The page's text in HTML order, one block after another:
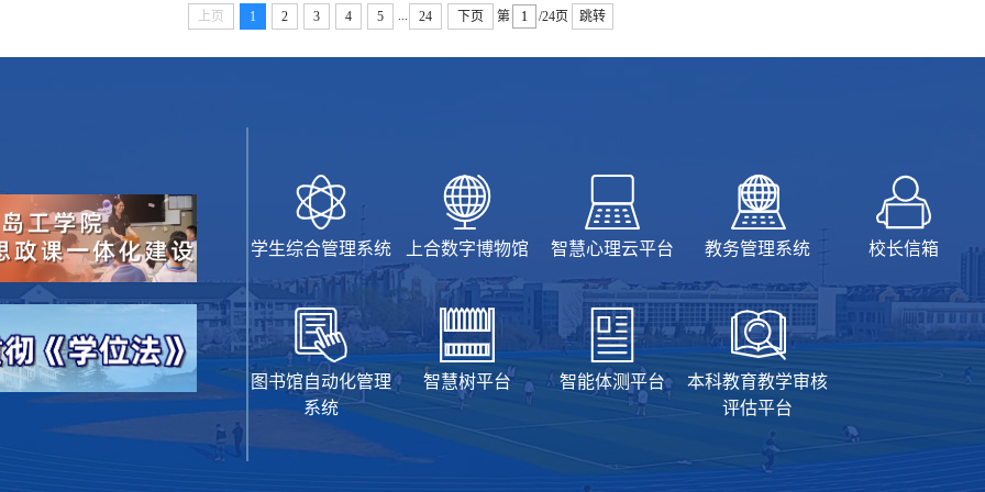
上页 1 2 3 4 5 24 下页 第 /24页 跳转
学生综合管理系统 上合数字博物馆 智慧心理云平台 教务管理系统 校长信箱
图书馆自动化管理
系统
智慧树平台 智能体测平台
本科教育教学审核
评估平台